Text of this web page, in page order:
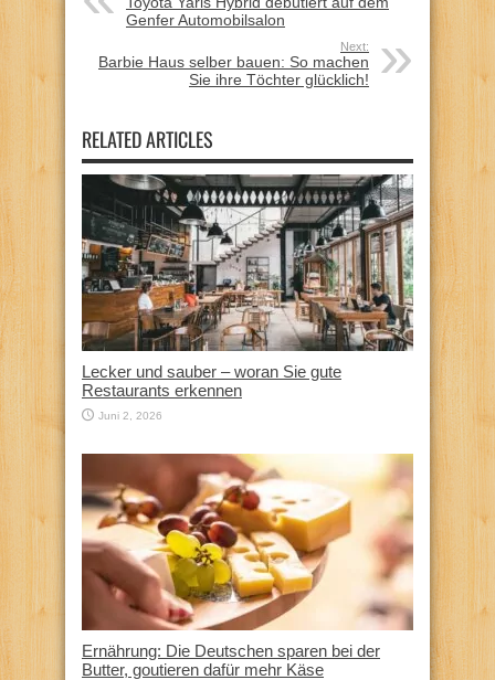
Genfer Automobilsalon
Next:
Barbie Haus selber bauen: So machen
Sie ihre Töchter glücklich!
RELATED ARTICLES
Lecker und sauber – woran Sie gute
Restaurants erkennen
Juni 2, 2026
Ernährung: Die Deutschen sparen bei der
Butter, goutieren dafür mehr Käse